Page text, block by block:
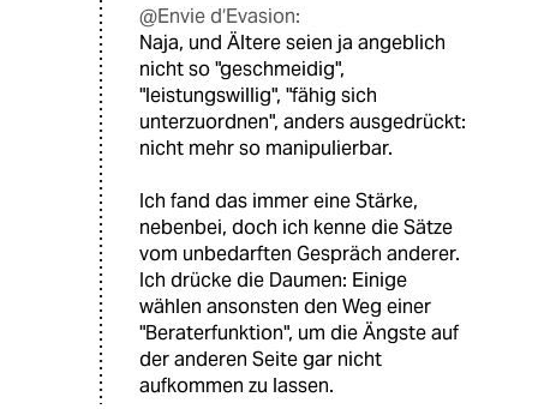
@Envie d‘Evasion:
Naja, und Ältere seien ja angeblich
nicht so "geschmeidig",
"leistungswillig", "fähig sich
unterzuordnen", anders ausgedrückt:
nicht mehr so manipulierbar.
Ich fand das immer eine Stärke,
nebenbei, doch ich kenne die Sätze
vom unbedarften Gespräch anderer.
Ich drücke die Daumen: Einige
wählen ansonsten den Weg einer
"Beraterfunktion", um die Ängste auf
der anderen Seite gar nicht
aufkommen zu lassen.